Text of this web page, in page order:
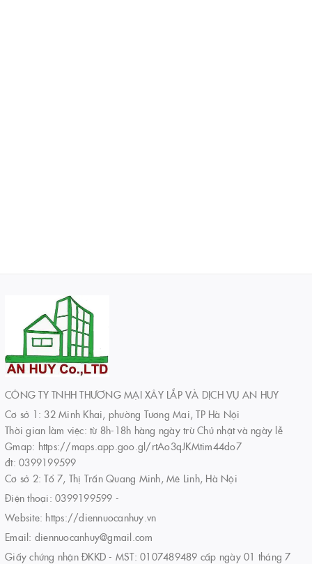
CÔNG TY TNHH THƯƠNG MẠI XÂY LẮP VÀ DỊCH VỤ AN HUY
Cơ sở 1: 32 Minh Khai, phường Tương Mai, TP Hà Nội
Thời gian làm việc: từ 8h-18h hàng ngày trừ Chủ nhật và ngày lễ
Gmap: https://maps.app.goo.gl/rtAo3qJKMtim44do7
đt: 0399199599
Cơ sở 2: Tổ 7, Thị Trấn Quang Minh, Mê Linh, Hà Nội
Điện thoại: 0399199599 -
Website: https://diennuocanhuy.vn
Email: diennuocanhuy@gmail.com
Giấy chứng nhận ĐKKD - MST: 0107489489 cấp ngày 01 tháng 7